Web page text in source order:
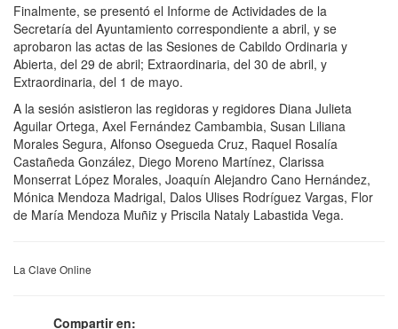
Finalmente, se presentó el Informe de Actividades de la
Secretaría del Ayuntamiento correspondiente a abril, y se
aprobaron las actas de las Sesiones de Cabildo Ordinaria y
Abierta, del 29 de abril; Extraordinaria, del 30 de abril, y
Extraordinaria, del 1 de mayo.
A la sesión asistieron las regidoras y regidores Diana Julieta
Aguilar Ortega, Axel Fernández Cambambia, Susan Liliana
Morales Segura, Alfonso Osegueda Cruz, Raquel Rosalía
Castañeda González, Diego Moreno Martínez, Clarissa
Monserrat López Morales, Joaquín Alejandro Cano Hernández,
Mónica Mendoza Madrigal, Dalos Ulises Rodríguez Vargas, Flor
de María Mendoza Muñiz y Priscila Nataly Labastida Vega.
La Clave Online
Compartir en: